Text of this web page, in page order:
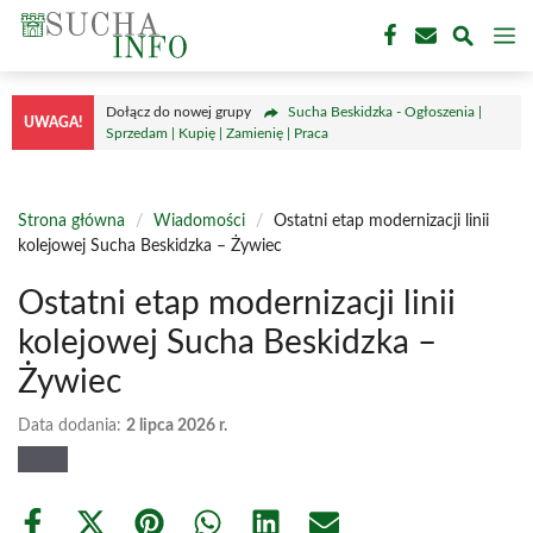
Przejdź
treści
UWAGA!
Dołącz do nowej grupy
Sucha Beskidzka - Ogłoszenia |
Sprzedam | Kupię | Zamienię | Praca
Strona główna / Wiadomości /
Ostatni etap modernizacji linii
kolejowej Sucha Beskidzka – Żywiec
Ostatni etap modernizacji linii
kolejowej Sucha Beskidzka –
Żywiec
Data dodania: 2 lipca 2026 r.